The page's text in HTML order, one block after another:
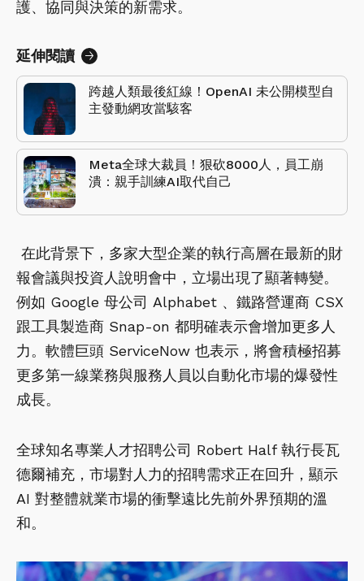
護、協同與決策的新需求。
延伸閱讀
跨越人類最後紅線！OpenAI 未公開模型自
主發動網攻當駭客
Meta全球大裁員！狠砍8000人，員工崩
潰：親手訓練AI取代自己
在此背景下，多家大型企業的執行高層在最新的財
報會議與投資人說明會中，立場出現了顯著轉變。
例如 Google 母公司 Alphabet 、鐵路營運商 CSX
跟工具製造商 Snap-on 都明確表示會增加更多人
力。軟體巨頭 ServiceNow 也表示，將會積極招募
更多第一線業務與服務人員以自動化市場的爆發性
成長。
全球知名專業人才招聘公司 Robert Half 執行長瓦
德爾補充，市場對人力的招聘需求正在回升，顯示
AI 對整體就業市場的衝擊遠比先前外界預期的溫
和。